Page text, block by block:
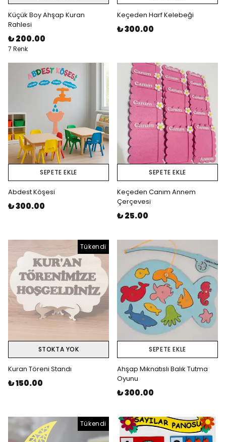
Küçük Boy Ahşap Kuran
Rahlesi
₺ 200.00
7 Renk
Keçeden Harf Kelebeği
₺ 300.00
SEPETE EKLE
Abdest Köşesi
₺ 300.00
SEPETE EKLE
Keçeden Canım Annem
Çerçevesi
₺ 25.00
Tükendi
STOKTA YOK
Kuran Töreni Standı
₺ 150.00
SEPETE EKLE
Ahşap Mıknatıslı Balık Tutma
Oyunu
₺ 300.00
Tükendi